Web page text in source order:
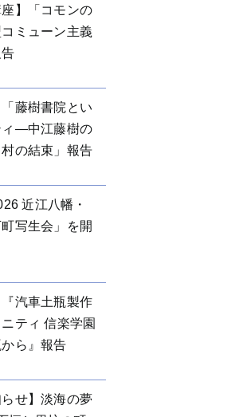
座】「コモンの
ミューン主義
「藤樹書院とい
ィ―中江藤樹の
の結束」報告
近江八幡・
写生会」を開
『汽車土瓶製作
ティ 信楽学園
ら』報告
らせ】淡海の夢